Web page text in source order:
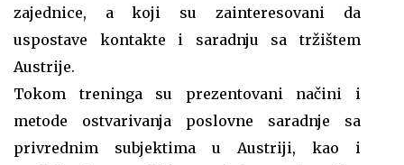
zajednice, a koji su zainteresovani da
uspostave kontakte i saradnju sa tržištem
Austrije.
Tokom treninga su prezentovani načini i
metode ostvarivanja poslovne saradnje sa
privrednim subjektima u Austriji, kao i